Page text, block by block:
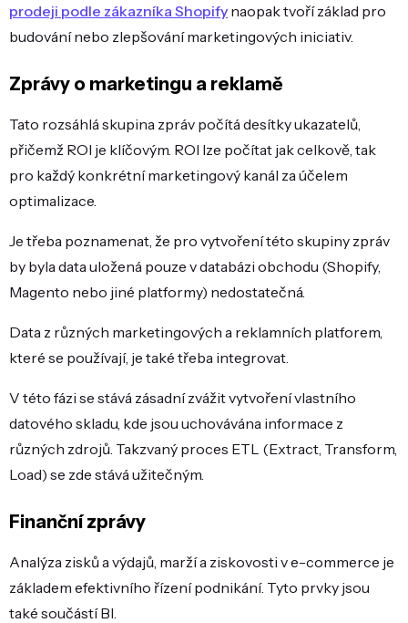
prodeji podle zákazníka Shopify naopak tvoří základ pro
budování nebo zlepšování marketingových iniciativ.
Zprávy o marketingu a reklamě
Tato rozsáhlá skupina zpráv počítá desítky ukazatelů,
přičemž ROI je klíčovým. ROI lze počítat jak celkově, tak
pro každý konkrétní marketingový kanál za účelem
optimalizace.
Je třeba poznamenat, že pro vytvoření této skupiny zpráv
by byla data uložená pouze v databázi obchodu (Shopify,
Magento nebo jiné platformy) nedostatečná.
Data z různých marketingových a reklamních platforem,
které se používají, je také třeba integrovat.
V této fázi se stává zásadní zvážit vytvoření vlastního
datového skladu, kde jsou uchovávána informace z
různých zdrojů. Takzvaný proces ETL (Extract, Transform,
Load) se zde stává užitečným.
Finanční zprávy
Analýza zisků a výdajů, marží a ziskovosti v e-commerce je
základem efektivního řízení podnikání. Tyto prvky jsou
také součástí BI.